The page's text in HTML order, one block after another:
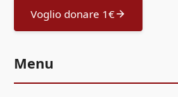
Voglio donare 1€
Menu